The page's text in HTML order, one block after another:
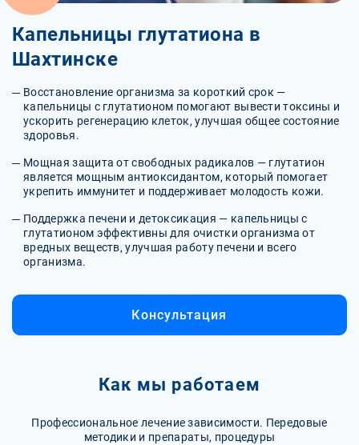
Капельницы глутатиона в
Шахтинске
Восстановление организма за короткий срок —
капельницы с глутатионом помогают вывести токсины и
ускорить регенерацию клеток, улучшая общее состояние
здоровья.
Мощная защита от свободных радикалов — глутатион
является мощным антиоксидантом, который помогает
укрепить иммунитет и поддерживает молодость кожи.
Поддержка печени и детоксикация — капельницы с
глутатионом эффективны для очистки организма от
вредных веществ, улучшая работу печени и всего
организма.
Консультация
Как мы работаем
Профессиональное лечение зависимости. Передовые
методики и препараты, процедуры